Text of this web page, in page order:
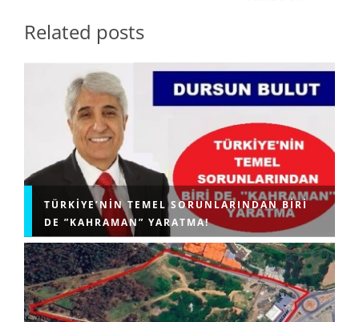
Related posts
TÜRKIYE’NIN TEMEL SORUNLARINDAN BIRI
DE ”KAHRAMAN” YARATMA!